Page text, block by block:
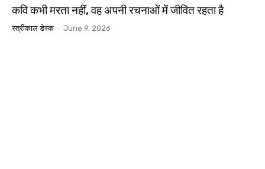
कवि कभी मरता नहीं, वह अपनी रचनाओं में जीवित रहता है
स्त्रीकाल डेस्क - June 9, 2026